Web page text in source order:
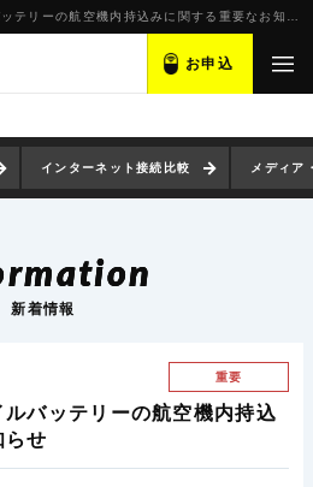
お申込
インターネット接続比較 メディア
新着情報
重要
ルバッテリーの航空機内持込
らせ